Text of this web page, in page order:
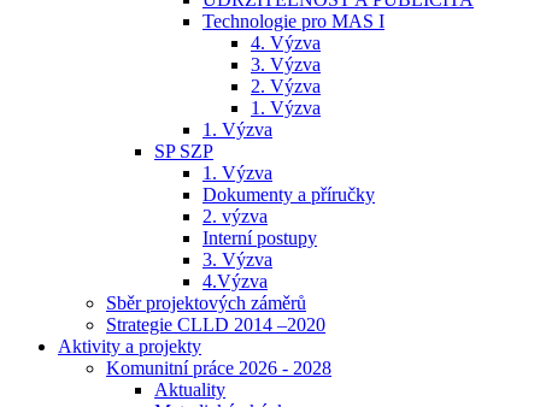
Technologie pro MAS I
4. Výzva
3. Výzva
2. Výzva
1. Výzva
1. Výzva
SP SZP
1. Výzva
Dokumenty a příručky
2. výzva
Interní postupy
3. Výzva
4.Výzva
Sběr projektových záměrů
Strategie CLLD 2014 –2020
Aktivity a projekty
Komunitní práce 2026 - 2028
Aktuality